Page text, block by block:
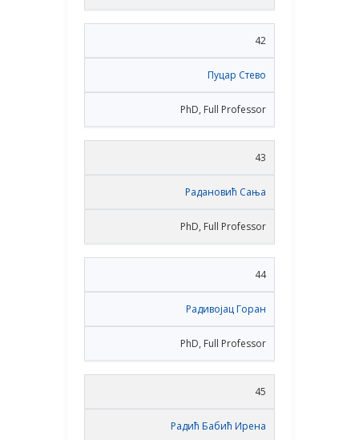
42
Пуцар Стево
PhD, Full Professor
43
Радановић Сања
PhD, Full Professor
44
Радивојац Горан
PhD, Full Professor
45
Радић Бабић Ирена